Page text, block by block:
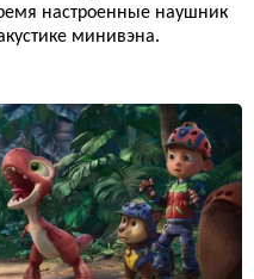
настроенные наушник
минивэна.